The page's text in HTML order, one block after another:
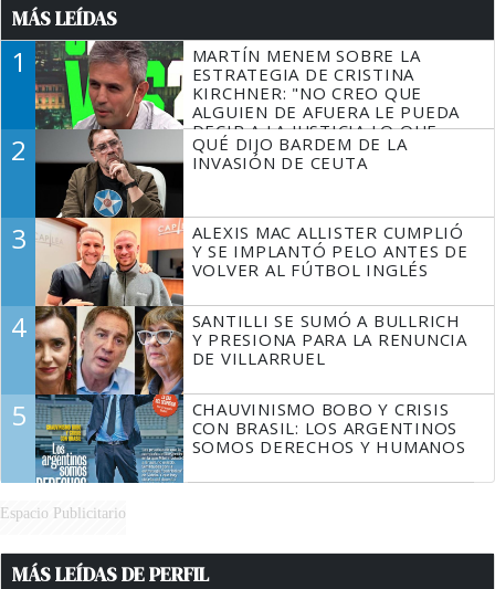
MÁS LEÍDAS
1
MARTÍN MENEM SOBRE LA
ESTRATEGIA DE CRISTINA
KIRCHNER: "NO CREO QUE
ALGUIEN DE AFUERA LE PUEDA
DECIR A LA JUSTICIA LO QUE
TIENE QUE HACER"
2
QUÉ DIJO BARDEM DE LA
INVASIÓN DE CEUTA
3
ALEXIS MAC ALLISTER CUMPLIÓ
Y SE IMPLANTÓ PELO ANTES DE
VOLVER AL FÚTBOL INGLÉS
4
SANTILLI SE SUMÓ A BULLRICH
Y PRESIONA PARA LA RENUNCIA
DE VILLARRUEL
5
CHAUVINISMO BOBO Y CRISIS
CON BRASIL: LOS ARGENTINOS
SOMOS DERECHOS Y HUMANOS
Espacio Publicitario
MÁS LEÍDAS DE PERFIL